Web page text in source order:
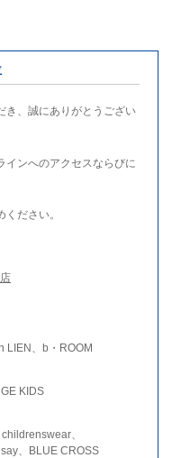
き、誠にありがとうござい
インへのアクセスならびに
ださい。
LIEN、b・ROOM
KIDS
、
、BLUE CROSS